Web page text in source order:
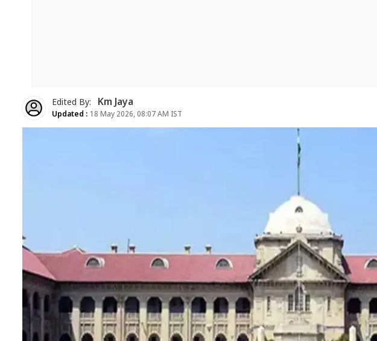
Edited By: Km Jaya
Updated : 18 May 2026, 08:07 AM IST